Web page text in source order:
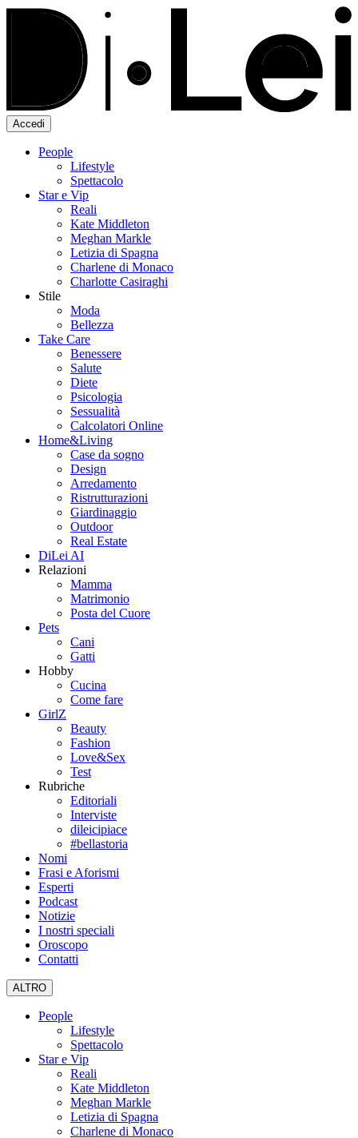
Accedi
People
Lifestyle
Spettacolo
Star e Vip
Reali
Kate Middleton
Meghan Markle
Letizia di Spagna
Charlene di Monaco
Charlotte Casiraghi
Stile
Moda
Bellezza
Take Care
Benessere
Salute
Diete
Psicologia
Sessualità
Calcolatori Online
Home&Living
Case da sogno
Design
Arredamento
Ristrutturazioni
Giardinaggio
Outdoor
Real Estate
DiLei AI
Relazioni
Mamma
Matrimonio
Posta del Cuore
Pets
Cani
Gatti
Hobby
Cucina
Come fare
GirlZ
Beauty
Fashion
Love&Sex
Test
Rubriche
Editoriali
Interviste
dileicipiace
#bellastoria
Nomi
Frasi e Aforismi
Esperti
Podcast
Notizie
I nostri speciali
Oroscopo
Contatti
ALTRO
People
Lifestyle
Spettacolo
Star e Vip
Reali
Kate Middleton
Meghan Markle
Letizia di Spagna
Charlene di Monaco